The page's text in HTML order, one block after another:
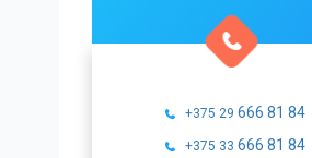
+375 29 666 81 84
+375 33 666 81 84